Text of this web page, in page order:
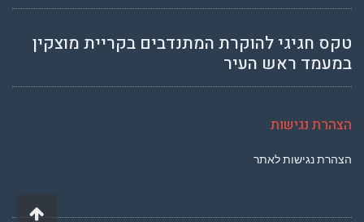
טקס חגיגי להוקרת המתנדבים בקריית מוצקין
במעמד ראש העיר
הצהרת נגישות
הצהרת נגישות לאתר